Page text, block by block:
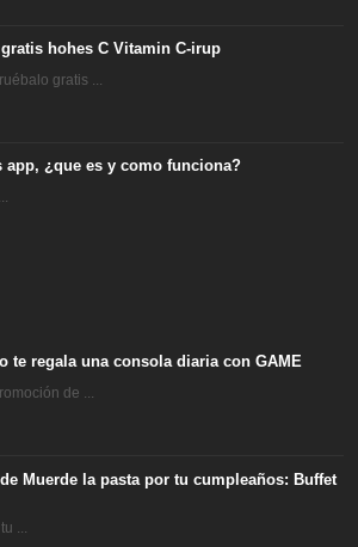
gratis hohes C Vitamin C-irup
gratis ...
app, ¿que es y como funciona?
te regala una consola diaria con GAME
de ...
Muerde la pasta por tu cumpleaños: Buffet
...